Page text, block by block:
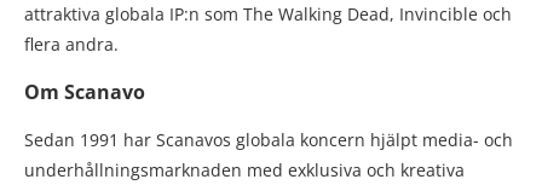
attraktiva globala IP:n som The Walking Dead, Invincible och
flera andra.
Om Scanavo
Sedan 1991 har Scanavos globala koncern hjälpt media- och
underhållningsmarknaden med exklusiva och kreativa